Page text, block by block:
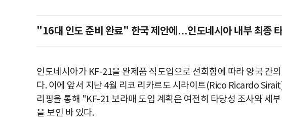
"16대 인도 준비 완료" 한국 제안에…인도네시아 내부 최종
인도네시아가 KF-21을 완제품 직도입으로 선회함에 따라 양국 간
다. 이에 앞서 지난 4월 리코 리카르도 시라이트(Rico Ricardo
리핑을 통해 "KF-21 보라매 도입 계획은 여전히 타당성 조사와 세
을 보인 바 있다.